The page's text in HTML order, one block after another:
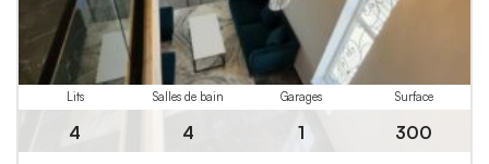
Lits
4
Salles de bain
4
Garages
1
Surface
300